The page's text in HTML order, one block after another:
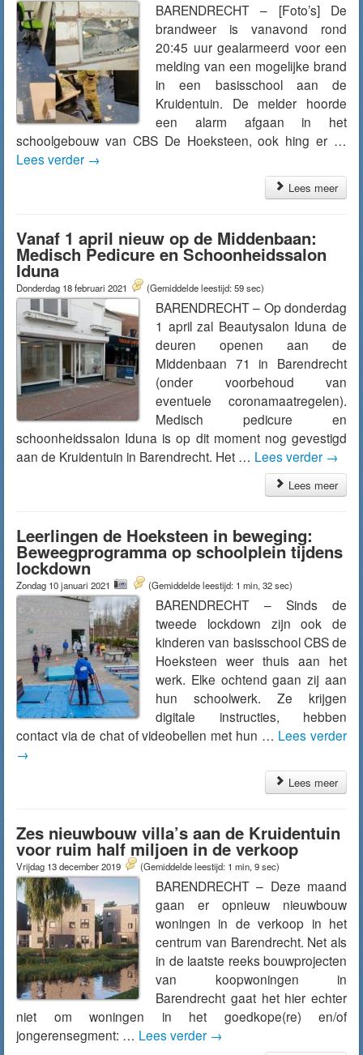
BARENDRECHT – [Foto’s] De
brandweer is vanavond rond
20:45 uur gealarmeerd voor een
melding van een mogelijke brand
in een basisschool aan de
Kruidentuin. De melder hoorde
een alarm afgaan in het
schoolgebouw van CBS De Hoeksteen, ook hing er …
Lees verder →
Lees meer
Vanaf 1 april nieuw op de Middenbaan:
Medisch Pedicure en Schoonheidssalon
Iduna
Donderdag 18 februari 2021 (Gemiddelde leestijd: 59 sec)
BARENDRECHT – Op donderdag
1 april zal Beautysalon Iduna de
deuren openen aan de
Middenbaan 71 in Barendrecht
(onder voorbehoud van
eventuele coronamaatregelen).
Medisch pedicure en
schoonheidssalon Iduna is op dit moment nog gevestigd
aan de Kruidentuin in Barendrecht. Het … Lees verder →
Lees meer
Leerlingen de Hoeksteen in beweging:
Beweegprogramma op schoolplein tijdens
lockdown
Zondag 10 januari 2021 (Gemiddelde leestijd: 1 min, 32 sec)
BARENDRECHT – Sinds de
tweede lockdown zijn ook de
kinderen van basisschool CBS de
Hoeksteen weer thuis aan het
werk. Elke ochtend gaan zij aan
hun schoolwerk. Ze krijgen
digitale instructies, hebben
contact via de chat of videobellen met hun … Lees verder
→
Lees meer
Zes nieuwbouw villa’s aan de Kruidentuin
voor ruim half miljoen in de verkoop
Vrijdag 13 december 2019 (Gemiddelde leestijd: 1 min, 9 sec)
BARENDRECHT – Deze maand
gaan er opnieuw nieuwbouw
woningen in de verkoop in het
centrum van Barendrecht. Net als
in de laatste reeks bouwprojecten
van koopwoningen in
Barendrecht gaat het hier echter
niet om woningen in het goedkope(re) en/of
jongerensegment: … Lees verder →